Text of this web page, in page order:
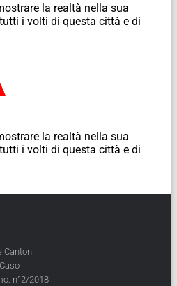
la realtà nella sua
i volti di questa città e di
la realtà nella sua
i volti di questa città e di
Cantoni
n°2/2018